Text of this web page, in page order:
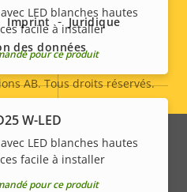
–
LED blanches hautes
facile à installer
pour ce produit
W-LED
LED blanches hautes
facile à installer
pour ce produit
AB. Tous droits réservés.
Imprint
Juridique
des données